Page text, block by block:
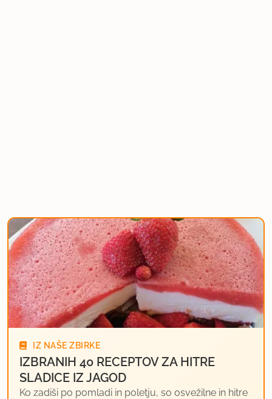
IZ NAŠE ZBIRKE
IZBRANIH 40 RECEPTOV ZA HITRE
SLADICE IZ JAGOD
Ko zadiši po pomladi in poletju, so osvežilne in hitre